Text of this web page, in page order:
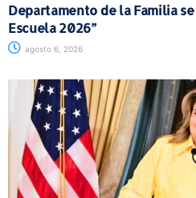
Departamento de la Familia
Escuela 2026”
agosto 6, 2026